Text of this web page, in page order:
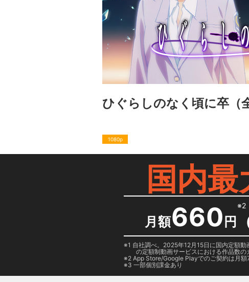
ひぐらしのなく頃に卒 （
1080p
国内最
月額660 円
※2
1 自社調べ。2025年12月15日に国内定額
の定額制動画サービスにおける作品数の
2 App Store/Google Playでのご契約は月
3 一部個別課金あり